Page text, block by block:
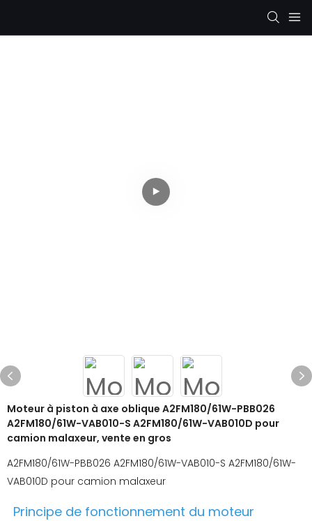
Moteur à piston à axe oblique A2FM180/61W-PBB026
A2FM180/61W-VAB010-S A2FM180/61W-VAB010D pour
camion malaxeur, vente en gros
A2FM180/61W-PBB026 A2FM180/61W-VAB010-S A2FM180/61W-
VAB010D pour camion malaxeur
Principe de fonctionnement du moteur